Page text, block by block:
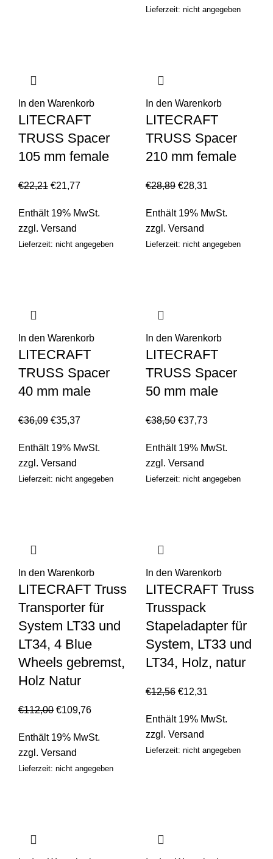
Lieferzeit: nicht angegeben
In den Warenkorb
LITECRAFT
TRUSS Spacer
105 mm female
€22,21 €21,77
Enthält 19% MwSt.
zzgl. Versand
Lieferzeit: nicht angegeben
In den Warenkorb
LITECRAFT
TRUSS Spacer
210 mm female
€28,89 €28,31
Enthält 19% MwSt.
zzgl. Versand
Lieferzeit: nicht angegeben
In den Warenkorb
LITECRAFT
TRUSS Spacer
40 mm male
€36,09 €35,37
Enthält 19% MwSt.
zzgl. Versand
Lieferzeit: nicht angegeben
In den Warenkorb
LITECRAFT
TRUSS Spacer
50 mm male
€38,50 €37,73
Enthält 19% MwSt.
zzgl. Versand
Lieferzeit: nicht angegeben
In den Warenkorb
LITECRAFT Truss
Transporter für
System LT33 und
LT34, 4 Blue
Wheels gebremst,
Holz Natur
€112,00 €109,76
Enthält 19% MwSt.
zzgl. Versand
Lieferzeit: nicht angegeben
In den Warenkorb
LITECRAFT Truss
Trusspack
Stapeladapter für
System, LT33 und
LT34, Holz, natur
€12,56 €12,31
Enthält 19% MwSt.
zzgl. Versand
Lieferzeit: nicht angegeben